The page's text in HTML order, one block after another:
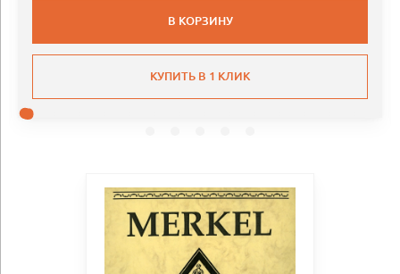
В КОРЗИНУ
КУПИТЬ В 1 КЛИК